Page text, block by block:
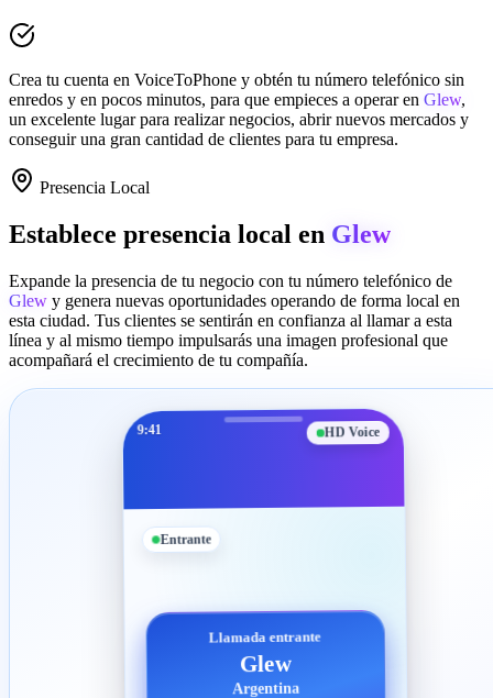
Crea tu cuenta en VoiceToPhone y obtén tu número telefónico sin
enredos y en pocos minutos, para que empieces a operar en Glew,
un excelente lugar para realizar negocios, abrir nuevos mercados y
conseguir una gran cantidad de clientes para tu empresa.
Presencia Local
Establece presencia local en Glew
Expande la presencia de tu negocio con tu número telefónico de
Glew y genera nuevas oportunidades operando de forma local en
esta ciudad. Tus clientes se sentirán en confianza al llamar a esta
línea y al mismo tiempo impulsarás una imagen profesional que
acompañará el crecimiento de tu compañía.
9:41 HD Voice
Entrante
Llamada entrante
Glew
Argentina